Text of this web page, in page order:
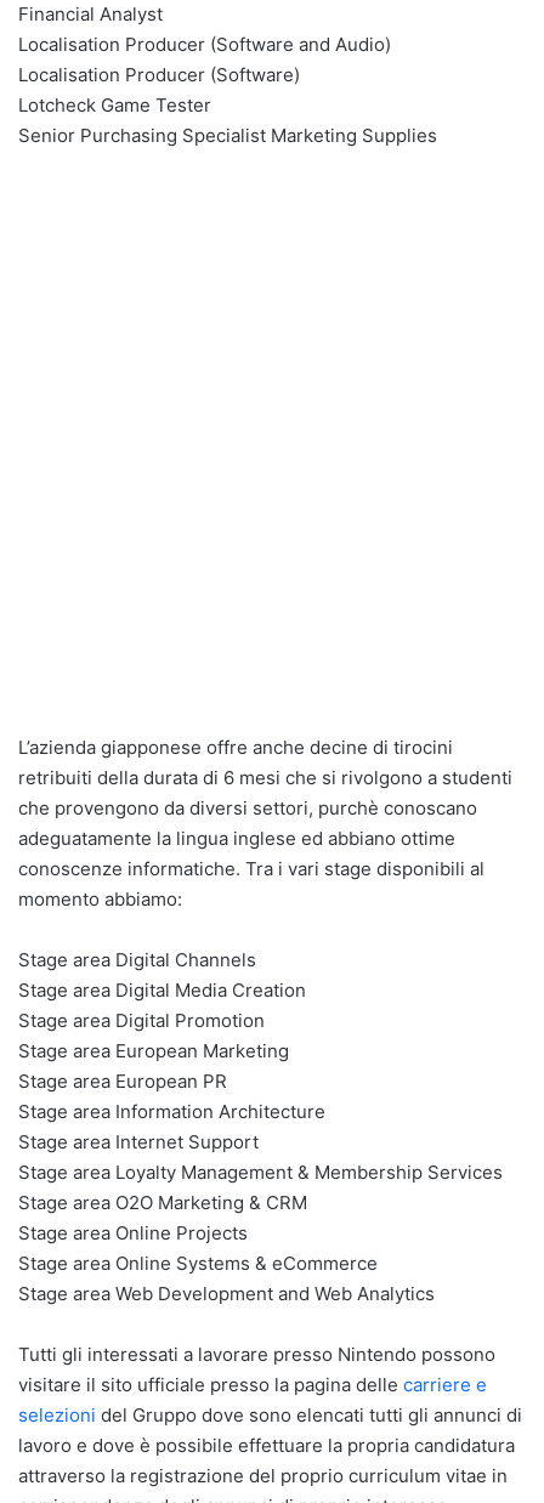
Financial Analyst
Localisation Producer (Software and Audio)
Localisation Producer (Software)
Lotcheck Game Tester
Senior Purchasing Specialist Marketing Supplies
L’azienda giapponese offre anche decine di tirocini
retribuiti della durata di 6 mesi che si rivolgono a studenti
che provengono da diversi settori, purchè conoscano
adeguatamente la lingua inglese ed abbiano ottime
conoscenze informatiche. Tra i vari stage disponibili al
momento abbiamo:
Stage area Digital Channels
Stage area Digital Media Creation
Stage area Digital Promotion
Stage area European Marketing
Stage area European PR
Stage area Information Architecture
Stage area Internet Support
Stage area Loyalty Management & Membership Services
Stage area O2O Marketing & CRM
Stage area Online Projects
Stage area Online Systems & eCommerce
Stage area Web Development and Web Analytics
Tutti gli interessati a lavorare presso Nintendo possono
visitare il sito ufficiale presso la pagina delle carriere e
selezioni del Gruppo dove sono elencati tutti gli annunci di
lavoro e dove è possibile effettuare la propria candidatura
attraverso la registrazione del proprio curriculum vitae in